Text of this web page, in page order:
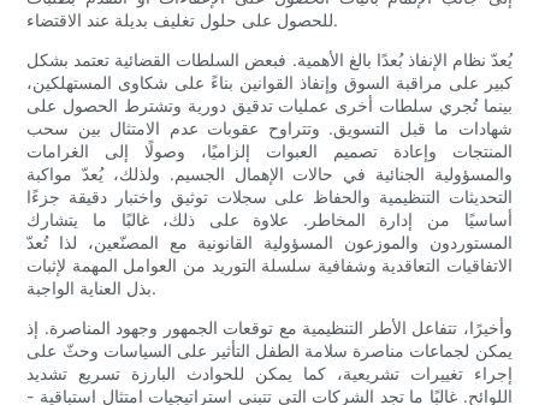
للحصول على حلول تغليف بديلة عند الاقتضاء.
يُعدّ نظام الإنفاذ بُعدًا بالغ الأهمية. فبعض السلطات القضائية تعتمد بشكل
كبير على مراقبة السوق وإنفاذ القوانين بناءً على شكاوى المستهلكين،
بينما تُجري سلطات أخرى عمليات تدقيق دورية وتشترط الحصول على
شهادات ما قبل التسويق. وتتراوح عقوبات عدم الامتثال بين سحب
المنتجات وإعادة تصميم العبوات إلزاميًا، وصولًا إلى الغرامات
والمسؤولية الجنائية في حالات الإهمال الجسيم. ولذلك، يُعدّ مواكبة
التحديثات التنظيمية والحفاظ على سجلات توثيق واختبار دقيقة جزءًا
أساسيًا من إدارة المخاطر. علاوة على ذلك، غالبًا ما يتشارك
المستوردون والموزعون المسؤولية القانونية مع المصنّعين، لذا تُعدّ
الاتفاقيات التعاقدية وشفافية سلسلة التوريد من العوامل المهمة لإثبات
بذل العناية الواجبة.
وأخيرًا، تتفاعل الأطر التنظيمية مع توقعات الجمهور وجهود المناصرة. إذ
يمكن لجماعات مناصرة سلامة الطفل التأثير على السياسات وحثّ على
إجراء تغييرات تشريعية، كما يمكن للحوادث البارزة تسريع تشديد
اللوائح. غالبًا ما تجد الشركات التي تتبنى استراتيجيات امتثال استباقية -